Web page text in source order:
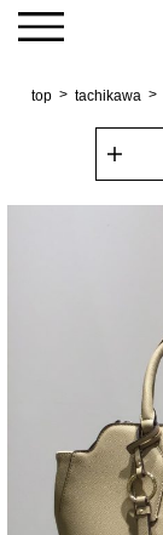
top tachikawa